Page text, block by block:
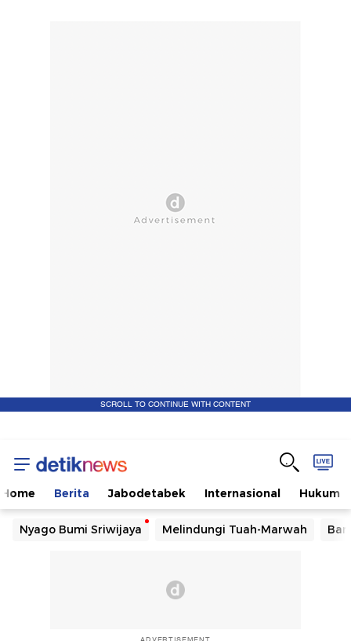
SCROLL TO CONTINUE WITH CONTENT
Home Berita Jabodetabek Internasional Hukum
Nyago Bumi Sriwijaya Melindungi Tuah-Marwah